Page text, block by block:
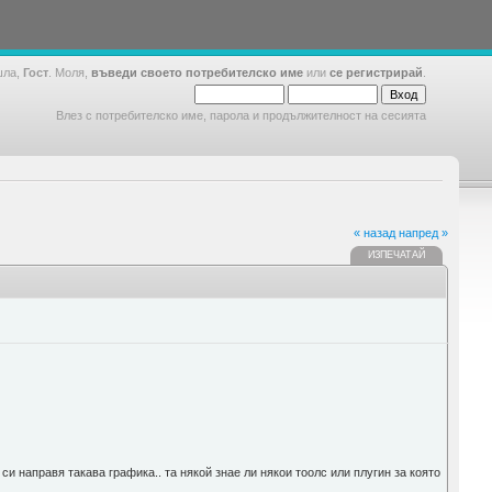
Гост . Моля, въведи своето потребителско име или се регистрирай
Влез с потребителско име, парола и продължителност на сесията
« назад напред »
ИЗПЕЧАТАЙ
такава графика.. та някой знае ли някои тоолс или плугин за която